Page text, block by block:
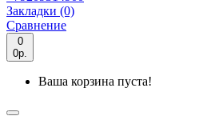
Закладки (0)
Сравнение
0
0р.
Ваша корзина пуста!